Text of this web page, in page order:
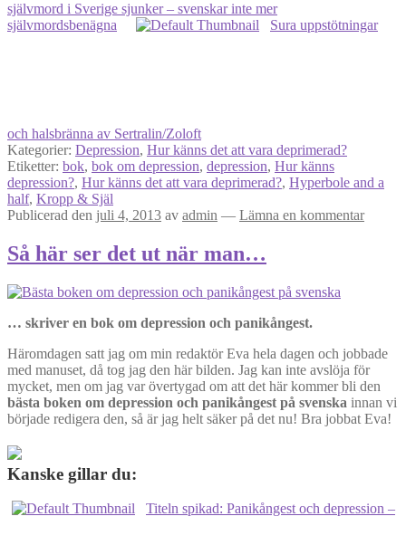
självmord i Sverige sjunker – svenskar inte mer
självmordsbenägna
Sura uppstötningar
och halsbränna av Sertralin/Zoloft
Kategorier: Depression, Hur känns det att vara deprimerad?
Etiketter: bok, bok om depression, depression, Hur känns
depression?, Hur känns det att vara deprimerad?, Hyperbole and a
half, Kropp & Själ
Publicerad den juli 4, 2013 av admin — Lämna en kommentar
Så här ser det ut när man…
… skriver en bok om depression och panikångest.
Häromdagen satt jag om min redaktör Eva hela dagen och jobbade
med manuset, då tog jag den här bilden. Jag kan inte avslöja för
mycket, men om jag var övertygad om att det här kommer bli den
bästa boken om depression och panikångest på svenska innan vi
började redigera den, så är jag helt säker på det nu! Bra jobbat Eva!
Kanske gillar du:
Titeln spikad: Panikångest och depression –